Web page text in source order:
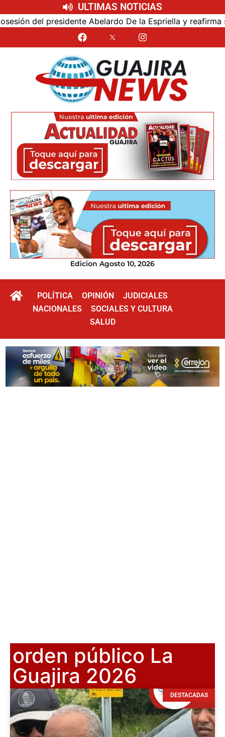
ULTIMAS NOTICIAS
presidente Abelardo De la Espriella y reafirma su
Edicion Agosto 10, 2026
POLÍTICA OPINIÓN
JUDICIALES
NACIONALES
SOCIALES Y CULTURA
SALUD
orden público La
Guajira 2026
DESTACADAS